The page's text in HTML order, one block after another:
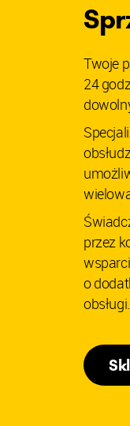
Twoje
24
przez
o
obsługi.